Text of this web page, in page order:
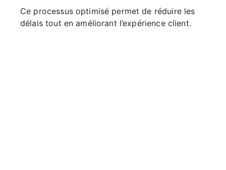
Ce processus optimisé permet de réduire les
délais tout en améliorant l’expérience client.